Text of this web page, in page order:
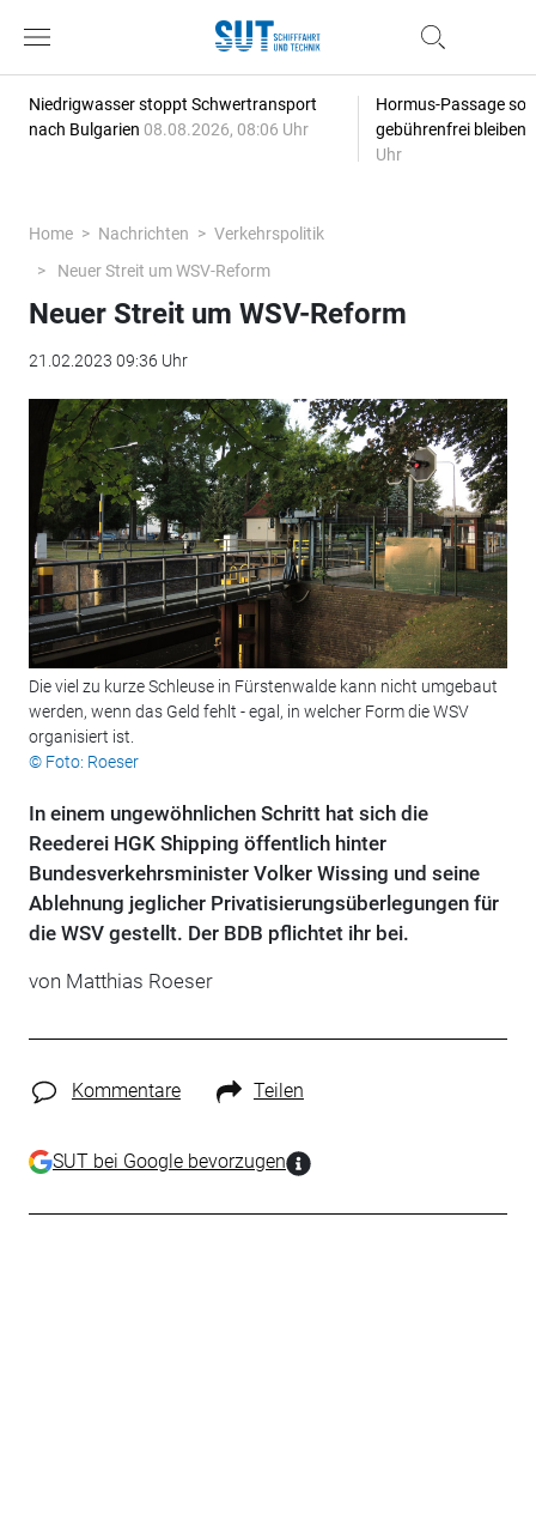
Niedrigwasser stoppt Schwertransport
nach Bulgarien 08.08.2026, 08:06 Uhr
Hormus-Passage
gebührenfrei bleiben
Uhr
Home Nachrichten
Verkehrspolitik
Neuer Streit um WSV-Reform
Neuer Streit um WSV-Reform
21.02.2023 09:36 Uhr
Die viel zu kurze Schleuse in Fürstenwalde kann nicht umgebaut
werden, wenn das Geld fehlt - egal, in welcher Form die WSV
organisiert ist.
© Foto: Roeser
In einem ungewöhnlichen Schritt hat sich die
Reederei HGK Shipping öffentlich hinter
Bundesverkehrsminister Volker Wissing und seine
Ablehnung jeglicher Privatisierungsüberlegungen für
die WSV gestellt. Der BDB pflichtet ihr bei.
von Matthias Roeser
Kommentare Teilen
SUT bei Google bevorzugen